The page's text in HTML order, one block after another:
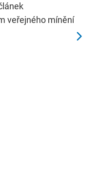
veřejného mínění